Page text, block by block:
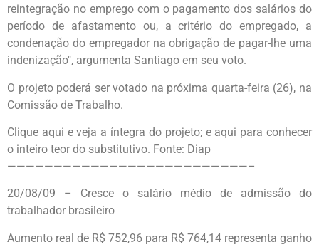
reintegração no emprego com o pagamento dos salários do
período de afastamento ou, a critério do empregado, a
condenação do empregador na obrigação de pagar-lhe uma
indenização", argumenta Santiago em seu voto.
O projeto poderá ser votado na próxima quarta-feira (26), na
Comissão de Trabalho.
Clique aqui e veja a íntegra do projeto; e aqui para conhecer
o inteiro teor do substitutivo. Fonte: Diap
——————————————————————————–
20/08/09 – Cresce o salário médio de admissão do
trabalhador brasileiro
Aumento real de R$ 752,96 para R$ 764,14 representa ganho